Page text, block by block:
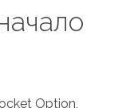
Option,